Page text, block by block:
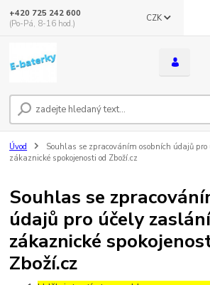
CZK
+420 725 242 600
(Po-Pá, 8-16 hod.)
Úvod
Souhlas se zpracováním osobních údajů
zákaznické spokojenosti od Zboží.cz
Souhlas se
údajů pro účely
zákaznické
Zboží.cz